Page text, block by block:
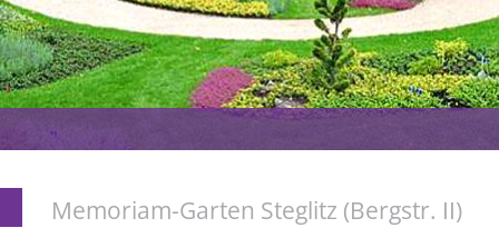
Memoriam-Garten Steglitz (Bergstr. II)